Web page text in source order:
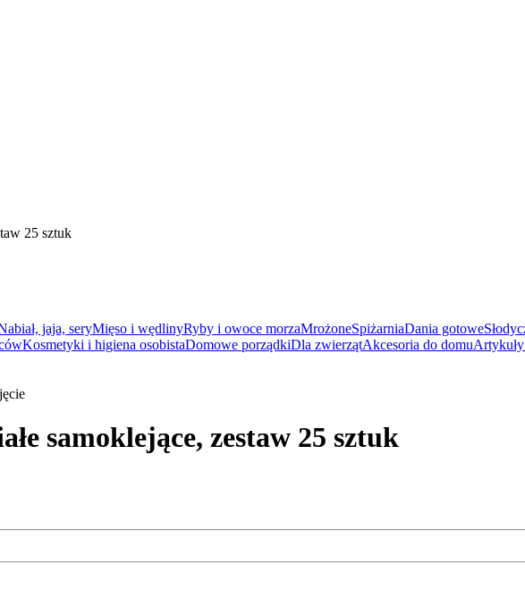
jaja, seryMięso i wędlinyRyby i owoce morzaMrożoneSpiżarniaDania gotowe
Kosmetyki i higiena osobistaDomowe porządkiDla zwierzątAkcesoria do domu
25 sztuk
samoklejące, zestaw 25 sztuk